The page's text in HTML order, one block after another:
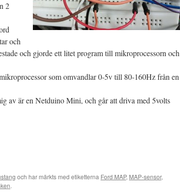
2
och
och gjorde ett litet program till mikroprocessorn och
som omvandlar 0-5v till 80-160Hz från en
av är en Netduino Mini, och går att driva med 5volts
och har märkts med etiketterna Ford MAP, MAP-sensor,
.